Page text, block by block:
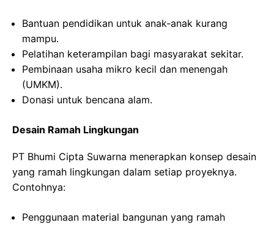
Bantuan pendidikan untuk anak-anak kurang
mampu.
Pelatihan keterampilan bagi masyarakat sekitar.
Pembinaan usaha mikro kecil dan menengah
(UMKM).
Donasi untuk bencana alam.
Desain Ramah Lingkungan
PT Bhumi Cipta Suwarna menerapkan konsep desain
yang ramah lingkungan dalam setiap proyeknya.
Contohnya:
Penggunaan material bangunan yang ramah